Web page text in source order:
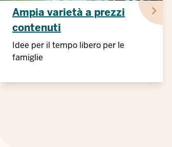
Ampia varietà a prezzi
contenuti
Idee per il tempo libero per le
famiglie